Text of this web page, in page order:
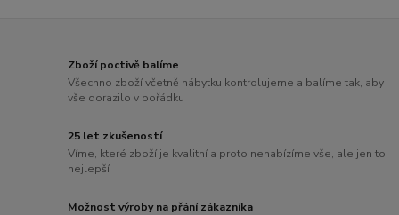
Zboží poctivě balíme
Všechno zboží včetně nábytku kontrolujeme a balíme tak, aby
vše dorazilo v pořádku
25 let zkušeností
Víme, které zboží je kvalitní a proto nenabízíme vše, ale jen to
nejlepší
Možnost výroby na přání zákazníka